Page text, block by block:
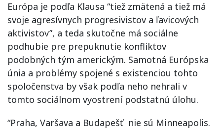
Európa je podľa Klausa “tiež zmätená a tiež má
svoje agresívnych progresivistov a ľavicových
aktivistov”, a teda skutočne má sociálne
podhubie pre prepuknutie konfliktov
podobných tým americkým. Samotná Európska
únia a problémy spojené s existenciou tohto
spoločenstva by však podľa neho nehrali v
tomto sociálnom vyostrení podstatnú úlohu.
“Praha, Varšava a Budapešť nie sú Minneapolis.